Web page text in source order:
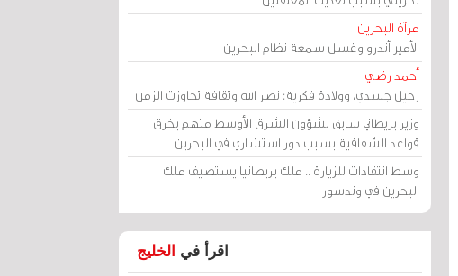
مرآة البحرين
الأمير أندرو وغسل سمعة نظام البحرين
أحمد رضي
رحيل جسدي، وولادة فكرية: نصر الله وثقافة تجاوزت الزمن
وزير بريطاني سابق لشؤون الشرق الأوسط متهم بخرق
قواعد الشفافية بسبب دور استشاري في البحرين
وسط انتقادات للزيارة .. ملك بريطانيا يستضيف ملك
البحرين في وندسور
اقرأ في الخليج